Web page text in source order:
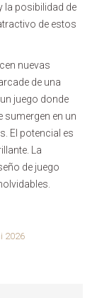
la posibilidad de
de estos
nuevas
de una
juego donde
sumergen en un
El potencial es
La
de juego
2026